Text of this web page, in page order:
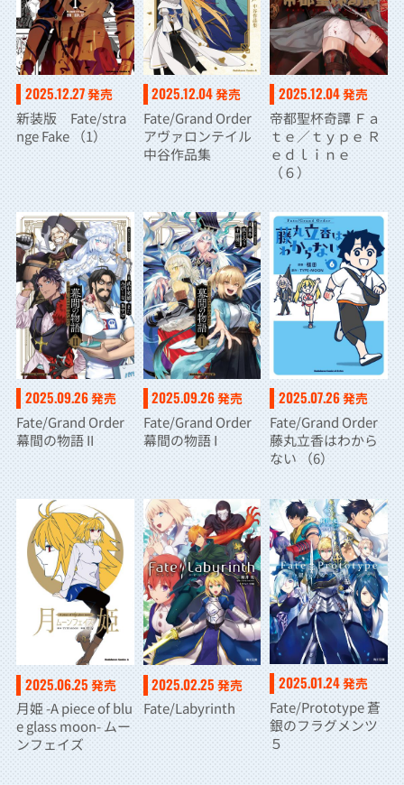
2025.12.27発売
新装版 Fate/stra
nge Fake （1）
2025.12.04発売
Fate/Grand Order
アヴァロンテイル
中谷作品集
2025.12.04発売
帝都聖杯奇譚 Ｆａ
ｔｅ／ｔｙｐｅ Ｒ
ｅｄｌｉｎｅ
（６）
2025.09.26発売
Fate/Grand Order
幕間の物語 II
2025.09.26発売
Fate/Grand Order
幕間の物語 I
2025.07.26発売
Fate/Grand Order
藤丸立香はわから
ない （6）
2025.06.25 発売
月姫 -A piece of blu
e glass moon- ムー
ンフェイズ
2025.02.25 発売
Fate/Labyrinth
2025.01.24発売
Fate/Prototype 蒼
銀のフラグメンツ
５